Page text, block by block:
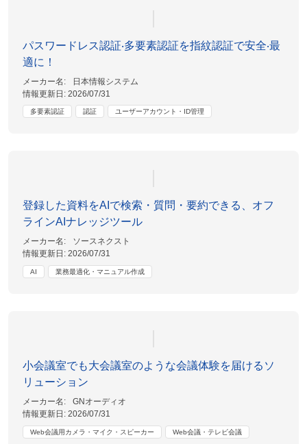
パスワードレス認証‧多要素認証を指紋認証で安全‧最
適に！
メーカー名:
日本情報システム
情報更新日:2026/07/31
多要素認証 認証 ユーザーアカウント・ID管理
登録した資料をAIで検索・質問・要約できる、オフ
ラインAIナレッジツール
メーカー名:
ソースネクスト
情報更新日:2026/07/31
AI 業務最適化・マニュアル作成
小会議室でも大会議室のような会議体験を届けるソ
リューション
メーカー名:
GNオーディオ
情報更新日:2026/07/31
Web会議用カメラ・マイク・スピーカー Web会議・テレビ会議